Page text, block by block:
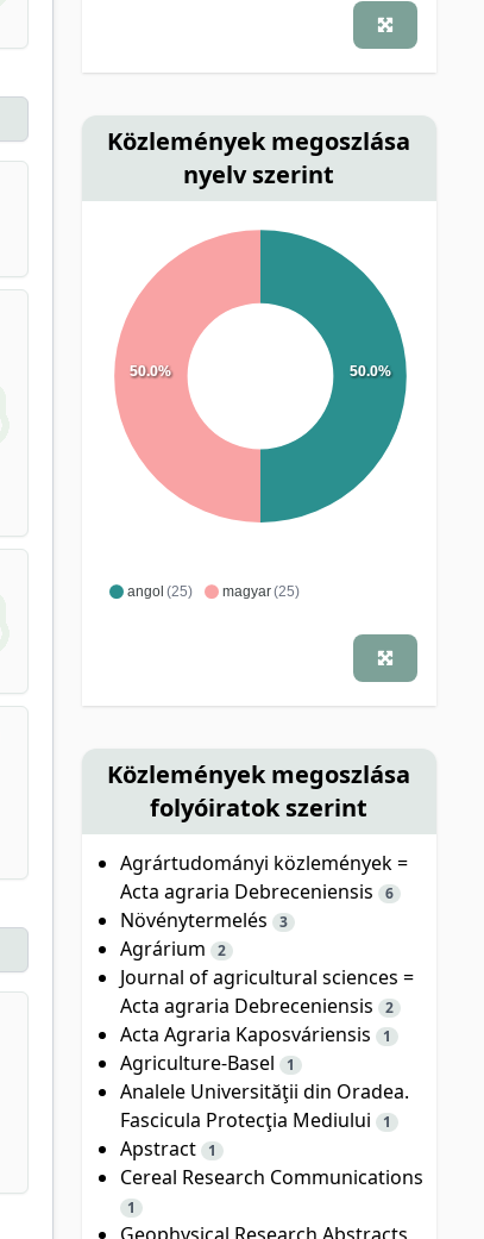
Közlemények megoszlása
nyelv szerint
angol (25) magyar(25)
50.0%
50.0%
Közlemények megoszlása
folyóiratok szerint
Agrártudományi közlemények =
Acta agraria Debreceniensis
6
Növénytermelés 3
Agrárium 2
Journal of agricultural sciences =
Acta agraria Debreceniensis
2
Acta Agraria Kaposváriensis 1
Agriculture-Basel 1
Analele Universităţii din Oradea.
Fascicula Protecţia Mediului
1
Apstract 1
Cereal Research Communications
1
Geophysical Research Abstracts